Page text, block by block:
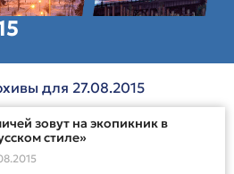
для 27.08.2015
зовут на экопикник в
стиле»